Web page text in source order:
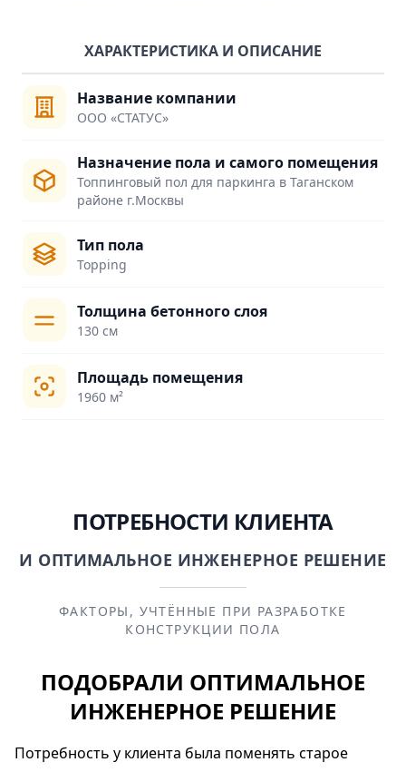
ХАРАКТЕРИСТИКА И ОПИСАНИЕ
Название компании
ООО «СТАТУС»
Назначение пола и самого помещения
Топпинговый пол для паркинга в Таганском
районе г.Москвы
Тип пола
Topping
Толщина бетонного слоя
130 см
Площадь помещения
1960 м²
ПОТРЕБНОСТИ КЛИЕНТА
И ОПТИМАЛЬНОЕ ИНЖЕНЕРНОЕ РЕШЕНИЕ
ФАКТОРЫ, УЧТЁННЫЕ ПРИ РАЗРАБОТКЕ
КОНСТРУКЦИИ ПОЛА
ПОДОБРАЛИ ОПТИМАЛЬНОЕ
ИНЖЕНЕРНОЕ РЕШЕНИЕ
Потребность у клиента была поменять старое